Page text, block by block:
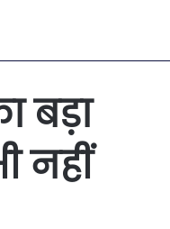
बड़ा
नहीं